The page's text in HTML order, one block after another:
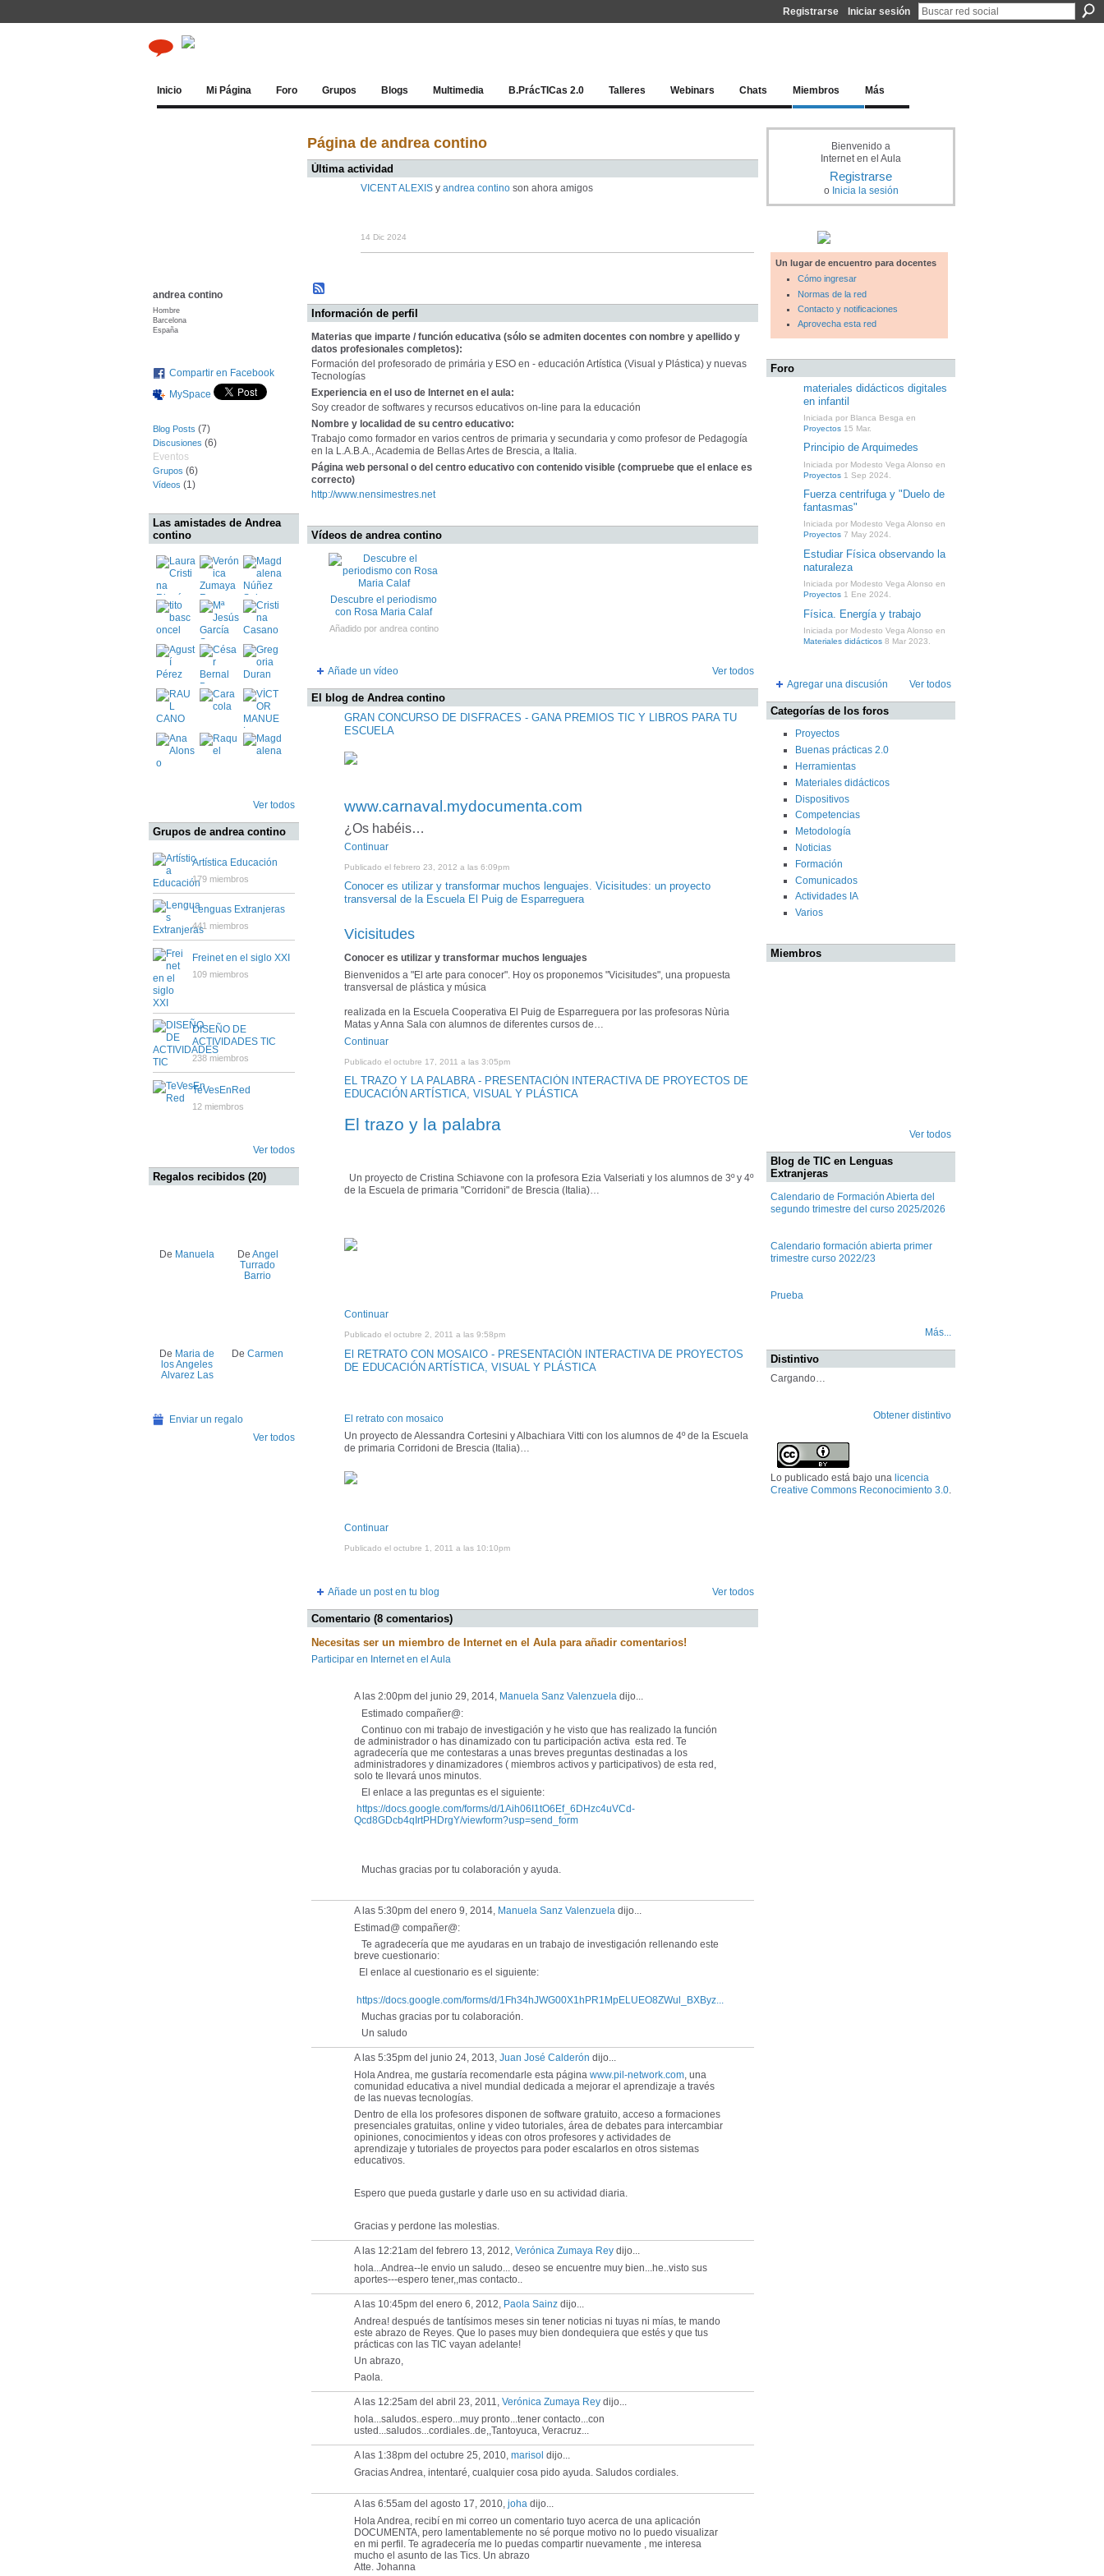
Registrarse Iniciar sesión
Inicio Mi Página Foro Grupos Blogs Multimedia B.PrácTICas 2.0 Talleres Webinars Chats Miembros Más
andrea contino
Hombre
Barcelona
España
Compartir en Facebook
MySpace
Blog Posts (7)
Discusiones (6)
Eventos
Grupos (6)
Vídeos (1)
Las amistades de Andrea
contino
Ver todos
Grupos de andrea contino
Artística Educación
179 miembros
Lenguas Extranjeras
441 miembros
Freinet en el siglo XXI
109 miembros
DISEÑO DE
ACTIVIDADES TIC
238 miembros
TeVesEnRed
12 miembros
Ver todos
Regalos recibidos (20)
De Manuela De Angel
Turrado
Barrio
De Maria de
los Angeles
Alvarez Las
De Carmen
Enviar un regalo
Ver todos
Página de andrea contino
Última actividad
VICENT ALEXIS y andrea contino son ahora amigos
14 Dic 2024
Información de perfil
Materias que imparte / función educativa (sólo se admiten docentes con nombre y apellido y
datos profesionales completos):
Formación del profesorado de primária y ESO en - educación Artística (Visual y Plástica) y nuevas
Tecnologías
Experiencia en el uso de Internet en el aula:
Soy creador de softwares y recursos educativos on-line para la educación
Nombre y localidad de su centro educativo:
Trabajo como formador en varios centros de primaria y secundaria y como profesor de Pedagogía
en la L.A.B.A., Academia de Bellas Artes de Brescia, a Italia.
Página web personal o del centro educativo con contenido visible (compruebe que el enlace es
correcto)
http://www.nensimestres.net
Vídeos de andrea contino
Descubre el periodismo
con Rosa Maria Calaf
Añadido por andrea contino
Añade un vídeo Ver todos
El blog de Andrea contino
GRAN CONCURSO DE DISFRACES - GANA PREMIOS TIC Y LIBROS PARA TU
ESCUELA
www.carnaval.mydocumenta.com
¿Os habéis…
Continuar
Publicado el febrero 23, 2012 a las 6:09pm
Conocer es utilizar y transformar muchos lenguajes. Vicisitudes: un proyecto
transversal de la Escuela El Puig de Esparreguera
Vicisitudes
Conocer es utilizar y transformar muchos lenguajes
Bienvenidos a "El arte para conocer". Hoy os proponemos "Vicisitudes", una propuesta
transversal de plástica y música
realizada en la Escuela Cooperativa El Puig de Esparreguera por las profesoras Nùria
Matas y Anna Sala con alumnos de diferentes cursos de…
Continuar
Publicado el octubre 17, 2011 a las 3:05pm
EL TRAZO Y LA PALABRA - PRESENTACIÓN INTERACTIVA DE PROYECTOS DE
EDUCACIÓN ARTÍSTICA, VISUAL Y PLÁSTICA
El trazo y la palabra
Un proyecto de Cristina Schiavone con la profesora Ezia Valseriati y los alumnos de 3º y 4º
de la Escuela de primaria "Corridoni" de Brescia (Italia)…
Continuar
Publicado el octubre 2, 2011 a las 9:58pm
El RETRATO CON MOSAICO - PRESENTACIÓN INTERACTIVA DE PROYECTOS
DE EDUCACIÓN ARTÍSTICA, VISUAL Y PLÁSTICA
El retrato con mosaico
Un proyecto de Alessandra Cortesini y Albachiara Vitti con los alumnos de 4º de la Escuela
de primaria Corridoni de Brescia (Italia)…
Continuar
Publicado el octubre 1, 2011 a las 10:10pm
Añade un post en tu blog Ver todos
Comentario (8 comentarios)
Necesitas ser un miembro de Internet en el Aula para añadir comentarios!
Participar en Internet en el Aula
A las 2:00pm del junio 29, 2014, Manuela Sanz Valenzuela dijo...
Estimado compañer@:
Continuo con mi trabajo de investigación y he visto que has realizado la función
de administrador o has dinamizado con tu participación activa esta red. Te
agradecería que me contestaras a unas breves preguntas destinadas a los
administradores y dinamizadores ( miembros activos y participativos) de esta red,
solo te llevará unos minutos.
El enlace a las preguntas es el siguiente:
https://docs.google.com/forms/d/1Aih06I1tO6Ef_6DHzc4uVCd-
Qcd8GDcb4qIrtPHDrgY/viewform?usp=send_form
Muchas gracias por tu colaboración y ayuda.
A las 5:30pm del enero 9, 2014, Manuela Sanz Valenzuela dijo...
Estimad@ compañer@:
Te agradecería que me ayudaras en un trabajo de investigación rellenando este
breve cuestionario:
El enlace al cuestionario es el siguiente:
https://docs.google.com/forms/d/1Fh34hJWG00X1hPR1MpELUEO8ZWul_BXByz...
Muchas gracias por tu colaboración.
Un saludo
A las 5:35pm del junio 24, 2013, Juan José Calderón dijo...
Hola Andrea, me gustaría recomendarle esta página www.pil-network.com, una
comunidad educativa a nivel mundial dedicada a mejorar el aprendizaje a través
de las nuevas tecnologías.
Dentro de ella los profesores disponen de software gratuito, acceso a formaciones
presenciales gratuitas, online y video tutoriales, área de debates para intercambiar
opiniones, conocimientos y ideas con otros profesores y actividades de
aprendizaje y tutoriales de proyectos para poder escalarlos en otros sistemas
educativos.
Espero que pueda gustarle y darle uso en su actividad diaria.
Gracias y perdone las molestias.
A las 12:21am del febrero 13, 2012, Verónica Zumaya Rey dijo...
hola...Andrea--le envio un saludo... deseo se encuentre muy bien...he..visto sus
aportes---espero tener,,mas contacto..
A las 10:45pm del enero 6, 2012, Paola Sainz dijo...
Andrea! después de tantísimos meses sin tener noticias ni tuyas ni mías, te mando
este abrazo de Reyes. Que lo pases muy bien dondequiera que estés y que tus
prácticas con las TIC vayan adelante!
Un abrazo,
Paola.
A las 12:25am del abril 23, 2011, Verónica Zumaya Rey dijo...
hola...saludos..espero...muy pronto...tener contacto...con
usted...saludos...cordiales..de,,Tantoyuca, Veracruz...
A las 1:38pm del octubre 25, 2010, marisol dijo...
Gracias Andrea, intentaré, cualquier cosa pido ayuda. Saludos cordiales.
A las 6:55am del agosto 17, 2010, joha dijo...
Hola Andrea, recibí en mi correo un comentario tuyo acerca de una aplicación
DOCUMENTA, pero lamentablemente no sé porque motivo no lo puedo visualizar
en mi perfil. Te agradecería me lo puedas compartir nuevamente , me interesa
mucho el asunto de las Tics. Un abrazo
Atte. Johanna
Bienvenido a
Internet en el Aula
Registrarse
o Inicia la sesión
Un lugar de encuentro para docentes
Cómo ingresar
Normas de la red
Contacto y notificaciones
Aprovecha esta red
Foro
materiales didácticos digitales
en infantil
Iniciada por Blanca Besga en
Proyectos 15 Mar.
Principio de Arquimedes
Iniciada por Modesto Vega Alonso en
Proyectos 1 Sep 2024.
Fuerza centrifuga y "Duelo de
fantasmas"
Iniciada por Modesto Vega Alonso en
Proyectos 7 May 2024.
Estudiar Física observando la
naturaleza
Iniciada por Modesto Vega Alonso en
Proyectos 1 Ene 2024.
Física. Energía y trabajo
Iniciada por Modesto Vega Alonso en
Materiales didácticos 8 Mar 2023.
Agregar una discusión Ver todos
Categorías de los foros
Proyectos
Buenas prácticas 2.0
Herramientas
Materiales didácticos
Dispositivos
Competencias
Metodología
Noticias
Formación
Comunicados
Actividades IA
Varios
Miembros
Ver todos
Blog de TIC en Lenguas
Extranjeras
Calendario de Formación Abierta del
segundo trimestre del curso 2025/2026
Calendario formación abierta primer
trimestre curso 2022/23
Prueba
Más...
Distintivo
Cargando…
Obtener distintivo
Lo publicado está bajo una licencia
Creative Commons Reconocimiento 3.0.